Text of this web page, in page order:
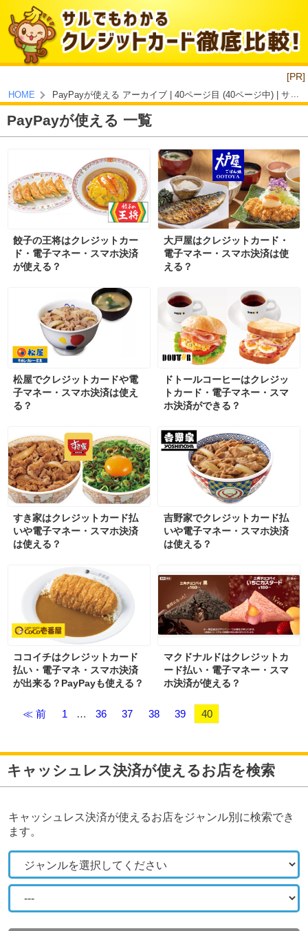
[PR]
HOME PayPayが使える アーカイブ | 40ページ目 (40ページ中) | サル
PayPayが使える 一覧
餃子の王将はクレジットカー
ド・電子マネー・スマホ決済
が使える？
大戸屋はクレジットカード・
電子マネー・スマホ決済は使
える？
松屋でクレジットカードや電
子マネー・スマホ決済は使え
る？
ドトールコーヒーはクレジッ
トカード・電子マネー・スマ
ホ決済ができる？
すき家はクレジットカード払
いや電子マネー・スマホ決済
は使える？
吉野家でクレジットカード払
いや電子マネー・スマホ決済
は使える？
ココイチはクレジットカード
払い・電子マネ・スマホ決済
が出来る？PayPayも使える？
マクドナルドはクレジットカ
ード払い・電子マネー・スマ
ホ決済が使える？
≪ 前 1 … 36 37 38 39 40
キャッシュレス決済が使えるお店を検索
キャッシュレス決済が使えるお店をジャンル別に検索でき
ます。